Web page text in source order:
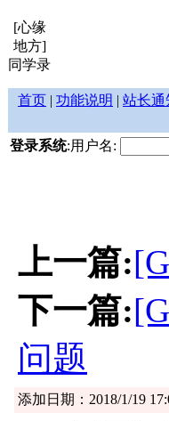
[心缘
地方]
同学录
首页 | 功能说明 | 站长通
登录系统:用户名:
上一篇:
下一篇:
问题
添加日期：2018/1/19